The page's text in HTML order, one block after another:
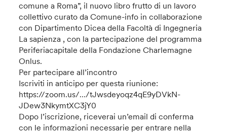
comune a Roma”, il nuovo libro frutto di un lavoro
collettivo curato da Comune-info in collaborazione
con Dipartimento Dicea della Facoltà di Ingegneria
La sapienza , con la partecipazione del programma
Periferiacapitale della Fondazione Charlemagne
Onlus.
Per partecipare all’incontro
Iscriviti in anticipo per questa riunione:
https://zoom.us/…/tJwsdeyoqz4qE9yDVkN-
JDew3NkymtXC3jY0
Dopo l’iscrizione, riceverai un’email di conferma
con le informazioni necessarie per entrare nella